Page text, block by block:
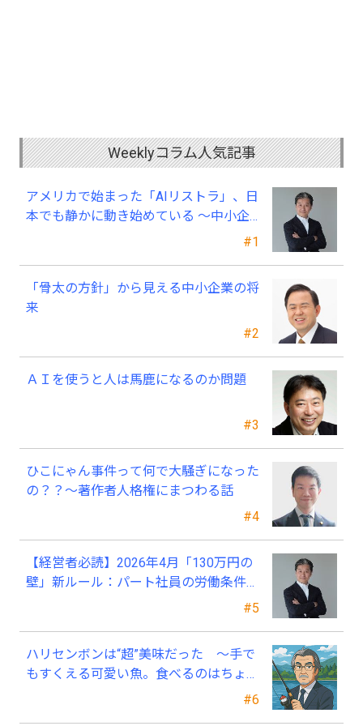
Weeklyコラム人気記事
#1
アメリカで始まった「AIリストラ」、日
本でも静かに動き始めている ～中小企
業経営者が今、見直すべき採用・業務・
#2
「骨太の方針」から見える中小企業の将
来
#3
ＡＩを使うと人は馬鹿になるのか問題
#4
ひこにゃん事件って何で大騒ぎになった
の？？～著作者人格権にまつわる話
#5
【経営者必読】2026年4月「130万円の
壁」新ルール：パート社員の労働条件通
#6
ハリセンボンは“超”美味だった ～手で
もすくえる可愛い魚。食べるのはちょっ